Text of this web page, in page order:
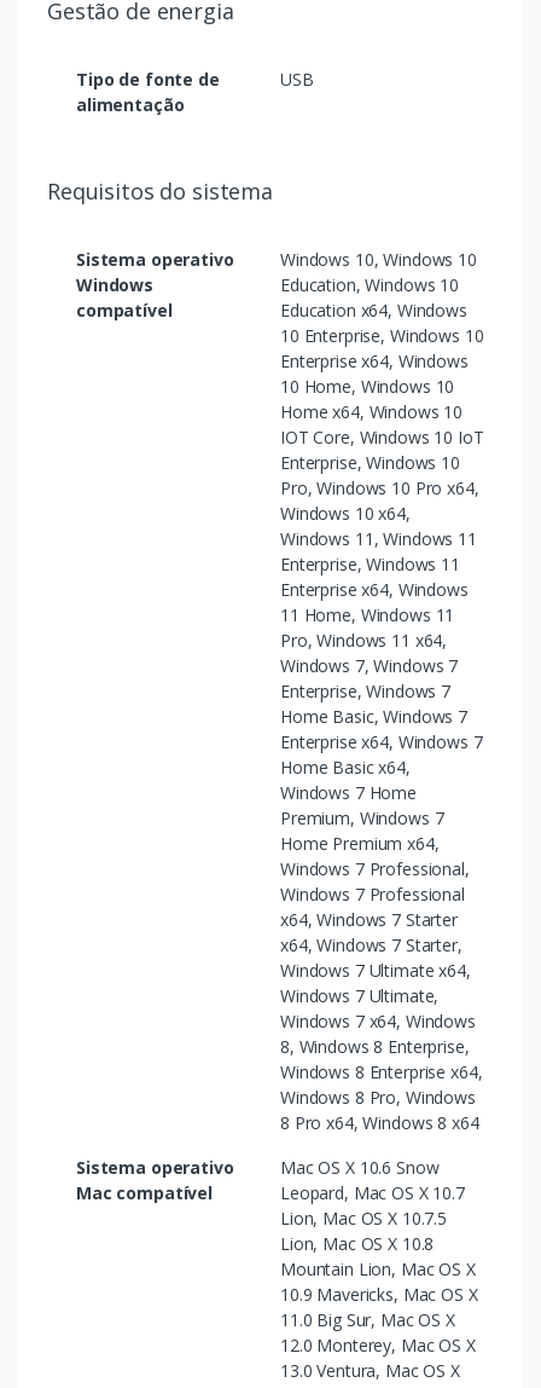
Gestão de energia
Tipo de fonte de
alimentação
USB
Requisitos do sistema
Sistema operativo
Windows
compatível
Windows 10, Windows 10
Education, Windows 10
Education x64, Windows
10 Enterprise, Windows 10
Enterprise x64, Windows
10 Home, Windows 10
Home x64, Windows 10
IOT Core, Windows 10 IoT
Enterprise, Windows 10
Pro, Windows 10 Pro x64,
Windows 10 x64,
Windows 11, Windows 11
Enterprise, Windows 11
Enterprise x64, Windows
11 Home, Windows 11
Pro, Windows 11 x64,
Windows 7, Windows 7
Enterprise, Windows 7
Home Basic, Windows 7
Enterprise x64, Windows 7
Home Basic x64,
Windows 7 Home
Premium, Windows 7
Home Premium x64,
Windows 7 Professional,
Windows 7 Professional
x64, Windows 7 Starter
x64, Windows 7 Starter,
Windows 7 Ultimate x64,
Windows 7 Ultimate,
Windows 7 x64, Windows
8, Windows 8 Enterprise,
Windows 8 Enterprise x64,
Windows 8 Pro, Windows
8 Pro x64, Windows 8 x64
Sistema operativo
Mac compatível
Mac OS X 10.6 Snow
Leopard, Mac OS X 10.7
Lion, Mac OS X 10.7.5
Lion, Mac OS X 10.8
Mountain Lion, Mac OS X
10.9 Mavericks, Mac OS X
11.0 Big Sur, Mac OS X
12.0 Monterey, Mac OS X
13.0 Ventura, Mac OS X